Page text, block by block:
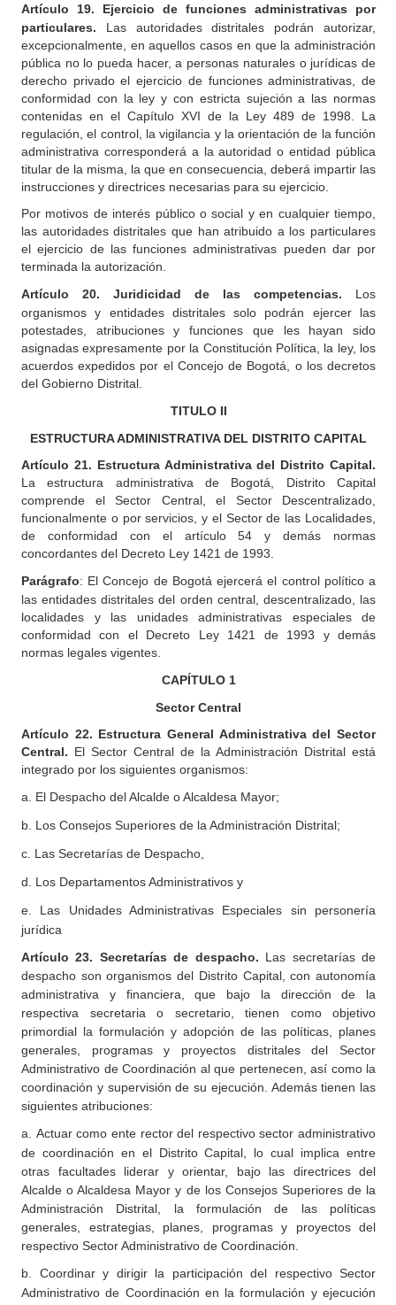
Artículo 19. Ejercicio de funciones administrativas por
particulares. Las autoridades distritales podrán autorizar,
excepcionalmente, en aquellos casos en que la administración
pública no lo pueda hacer, a personas naturales o jurídicas de
derecho privado el ejercicio de funciones administrativas, de
conformidad con la ley y con estricta sujeción a las normas
contenidas en el Capítulo XVI de la Ley 489 de 1998. La
regulación, el control, la vigilancia y la orientación de la función
administrativa corresponderá a la autoridad o entidad pública
titular de la misma, la que en consecuencia, deberá impartir las
instrucciones y directrices necesarias para su ejercicio.
Por motivos de interés público o social y en cualquier tiempo,
las autoridades distritales que han atribuido a los particulares
el ejercicio de las funciones administrativas pueden dar por
terminada la autorización.
Artículo 20. Juridicidad de las competencias. Los
organismos y entidades distritales solo podrán ejercer las
potestades, atribuciones y funciones que les hayan sido
asignadas expresamente por la Constitución Política, la ley, los
acuerdos expedidos por el Concejo de Bogotá, o los decretos
del Gobierno Distrital.
TITULOII
ESTRUCTURA ADMINISTRATIVA DEL DISTRITO CAPITAL
Artículo 21. Estructura Administrativa del Distrito Capital.
La estructura administrativa de Bogotá, Distrito Capital
comprende el Sector Central, el Sector Descentralizado,
funcionalmente o por servicios, y el Sector de las Localidades,
de conformidad con el artículo 54 y demás normas
concordantes del Decreto Ley 1421 de 1993.
Parágrafo: El Concejo de Bogotá ejercerá el control político a
las entidades distritales del orden central, descentralizado, las
localidades y las unidades administrativas especiales de
conformidad con el Decreto Ley 1421 de 1993 y demás
normas legales vigentes.
CAPÍTULO1
Sector Central
Artículo 22. Estructura General Administrativa del Sector
Central. El Sector Central de la Administración Distrital está
integrado por los siguientes organismos:
a.
El Despacho del Alcalde o Alcaldesa Mayor;
b. Los Consejos Superiores de la Administración Distrital;
c. Las Secretarías de Despacho,
d.
Los Departamentos Administrativos y
e.
Las Unidades Administrativas Especiales sin personería
jurídica
Artículo23. Secretarías de despacho. Las secretarías de
despacho son organismos del Distrito Capital, con autonomía
administrativa y financiera, que bajo la dirección de la
respectiva secretaria o secretario, tienen como objetivo
primordial la formulación y adopción de las políticas, planes
generales, programas y proyectos distritales del Sector
Administrativo de Coordinación al que pertenecen, así como la
coordinación y supervisión de su ejecución. Además tienen las
siguientes atribuciones:
a.
Actuar como ente rector del respectivo sector administrativo
de coordinación en el Distrito Capital, lo cual implica entre
otras facultades liderar y orientar, bajo las directrices del
Alcalde o Alcaldesa Mayor y de los Consejos Superiores de la
Administración Distrital, la formulación de las políticas
generales, estrategias, planes, programas y proyectos del
respectivo Sector Administrativo de Coordinación.
b.
Coordinar y dirigir la participación del respectivo Sector
Administrativo de Coordinación en la formulación y ejecución